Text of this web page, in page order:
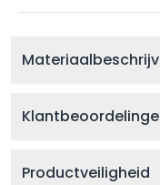
Productveiligheid